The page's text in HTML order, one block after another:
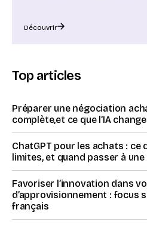
Découvrir
Top articles
Préparer une négociation
complète,et ce que l’IA
ChatGPT pour les achats : ce
limites, et quand passer à une
Favoriser l’innovation dans
d’approvisionnement : focus
français